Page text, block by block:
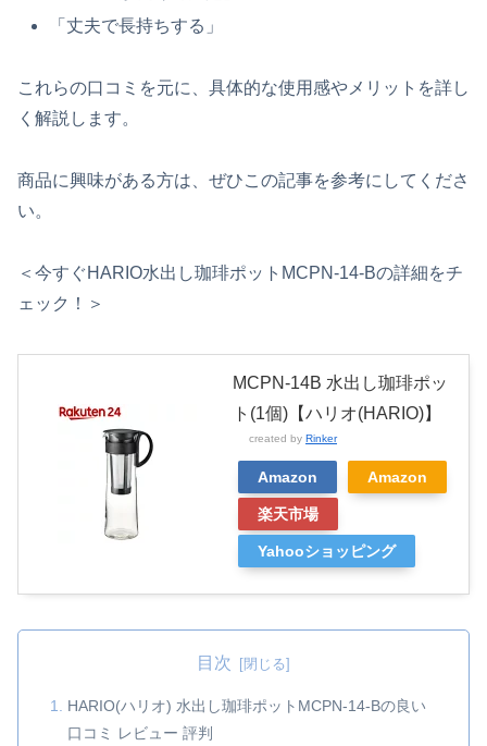
「丈夫で長持ちする」
これらの口コミを元に、具体的な使用感やメリットを詳し
く解説します。
商品に興味がある方は、ぜひこの記事を参考にしてくださ
い。
＜今すぐHARIO水出し珈琲ポットMCPN-14-Bの詳細をチ
ェック！＞
MCPN-14B 水出し珈琲ポッ
ト(1個)【ハリオ(HARIO)】
created by Rinker
Amazon Amazon
楽天市場
Yahooショッピング
目次
HARIO(ハリオ) 水出し珈琲ポットMCPN-14-Bの良い
口コミ レビュー 評判